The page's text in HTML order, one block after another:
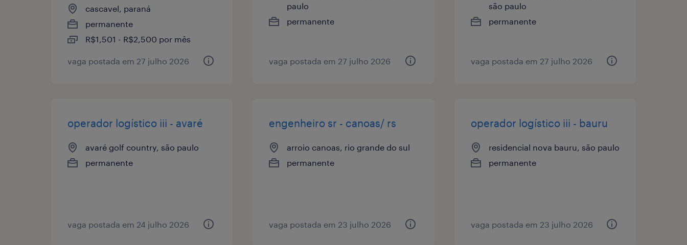
cascavel, paraná
permanente
R$1,501 - R$2,500 por mês
vaga postada em 27 julho 2026
paulo
permanente
vaga postada em 27 julho 2026
são paulo
permanente
vaga postada em 27 julho 2026
operador logístico iii - avaré
avaré golf country, são paulo
permanente
vaga postada em 24 julho 2026
engenheiro sr - canoas/ rs
arroio canoas, rio grande do sul
permanente
vaga postada em 23 julho 2026
operador logístico iii - bauru
residencial nova bauru, são paulo
permanente
vaga postada em 23 julho 2026